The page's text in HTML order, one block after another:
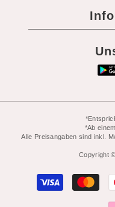
*Ab
Alle Preisangaben sind inkl.
Copyright